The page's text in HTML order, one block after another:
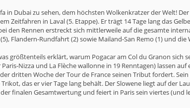
in Dubai zu sehen, dem höchsten Wolkenkratzer der Welt!
Zeitfahren in Laval (5. Etappe). Er trägt 14 Tage lang das
den Rennen erstreckt sich mittlerweile auf die gesamte
Flandern-Rundfahrt (2) sowie Mailand-San Remo (1) und die
größtenteils erklärt, warum Pogacar am Col du Granon sich
Nizza und La Flèche wallonne in 19 Renntagen) lassen
dritten Woche der Tour de France seinen Tribut fordert. Sein
das er vier Tage lang behält. Der Slowene liegt auf der
finalen Gesamtwertung und feiert in Paris sein viertes (und